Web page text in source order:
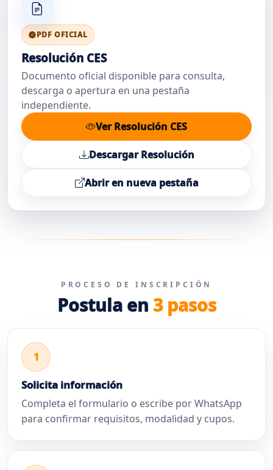
PDF OFICIAL
Resolución CES
Documento oficial disponible para consulta,
descarga o apertura en una pestaña
independiente.
Ver Resolución CES
Descargar Resolución
Abrir en nueva pestaña
PROCESO DE INSCRIPCIÓN
Postula en 3 pasos
1
Solicita información
Completa el formulario o escribe por WhatsApp
para confirmar requisitos, modalidad y cupos.